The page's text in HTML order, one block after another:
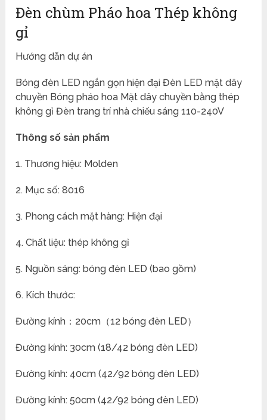
Đèn chùm Pháo hoa Thép không
gỉ
Hướng dẫn dự án
Bóng đèn LED ngắn gọn hiện đại Đèn LED mặt dây
chuyền Bóng pháo hoa Mặt dây chuyền bằng thép
không gỉ Đèn trang trí nhà chiếu sáng 110-240V
Thông số sản phẩm
1. Thương hiệu: Molden
2. Mục số: 8016
3. Phong cách mặt hàng: Hiện đại
4. Chất liệu: thép không gỉ
5. Nguồn sáng: bóng đèn LED (bao gồm)
6. Kích thước:
Đường kính：20cm（12 bóng đèn LED）
Đường kính: 30cm (18/42 bóng đèn LED)
Đường kính: 40cm (42/92 bóng đèn LED)
Đường kính: 50cm (42/92 bóng đèn LED)